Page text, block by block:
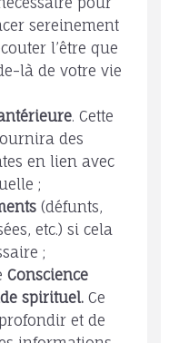
sereinement
l’être que
là de votre vie
. Cette
des
en lien avec
;
(défunts,
etc.) si cela
;
Conscience
spirituel. Ce
et de